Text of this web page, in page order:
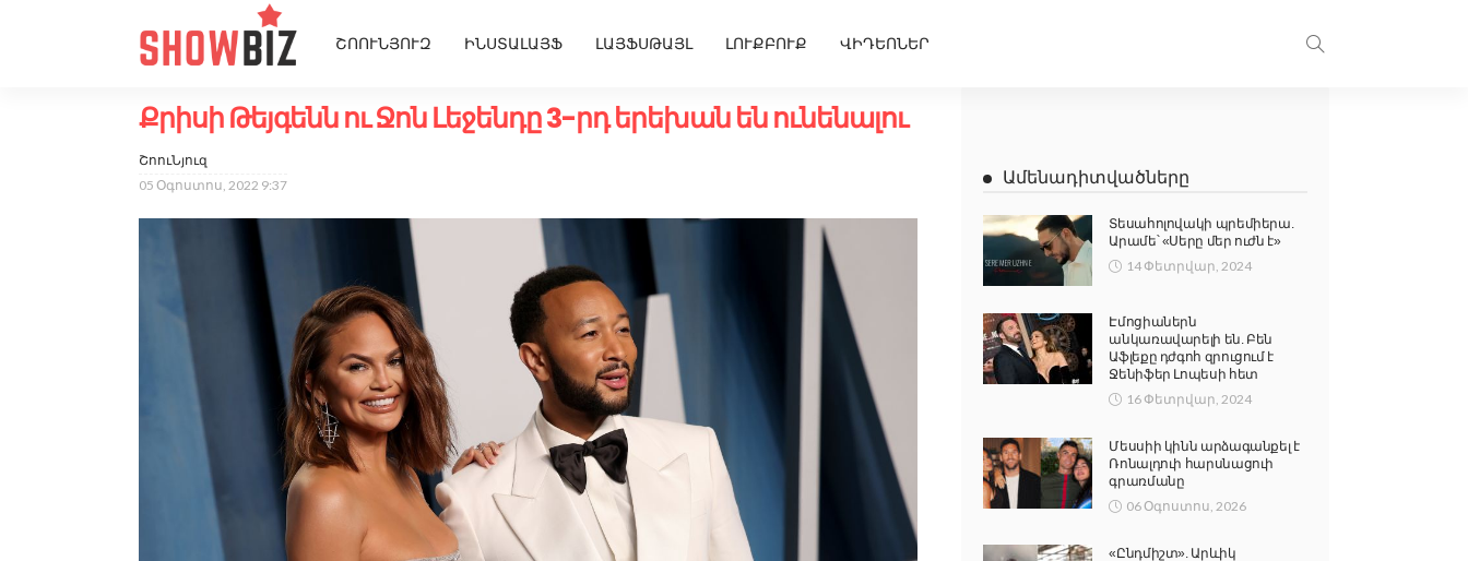
ՇՈՈՒՆՅՈՒԶ ԻՆՍՏԱԼԱՅՖ ԼԱՅՖՍԹԱՅԼ ԼՈՒՔԲՈՒՔ ՎԻԴԵՈՆԵՐ
Քրիսի Թեյգենն ու Ջոն Լեջենդը 3-րդ երեխան են ունենալու
ՇոուՆյուզ
05 Օգոստոս, 2022 9:37
Ամենադիտվածները
Տեսահոլովակի պրեմիերա.
Արամե՝ «Սերը մեր ուժն է»
14 Փետրվար, 2024
Էմոցիաներն
անկառավարելի են. Բեն
Աֆլեքը դժգոհ զրուցում է
Ջենիֆեր Լոպեսի հետ
16 Փետրվար, 2024
Մեսսիի կինն արձագանքել է
Ռոնալդուի հարսնացուի
գրառմանը
06 Օգոստոս, 2026
«Ընդմիշտ». Արևիկ